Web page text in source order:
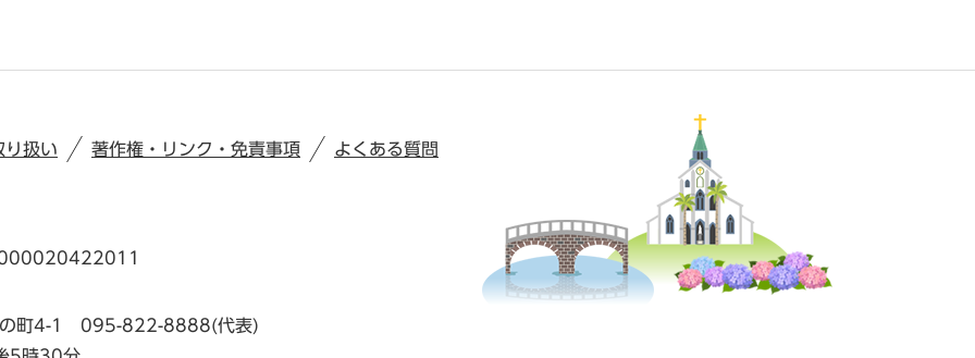
り扱い 著作権・リンク・免責事項 よくある質問
町4-1
095-822-8888(代表)